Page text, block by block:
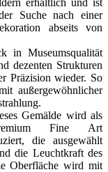
Suche nach einer
abseits von
in Museumsqualität
dezenten Strukturen
Präzision wieder. So
außergewöhnlicher
Gemälde wird als
Fine Art
die ausgewählt
die Leuchtkraft des
Oberfläche wird mit